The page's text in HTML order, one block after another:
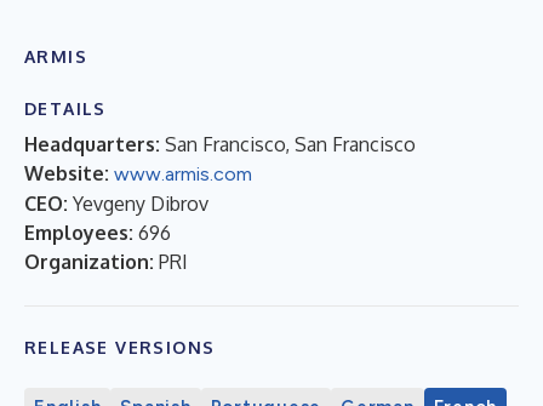
ARMIS
DETAILS
Headquarters: San Francisco, San Francisco
Website: www.armis.com
CEO: Yevgeny Dibrov
Employees: 696
Organization: PRI
RELEASE VERSIONS